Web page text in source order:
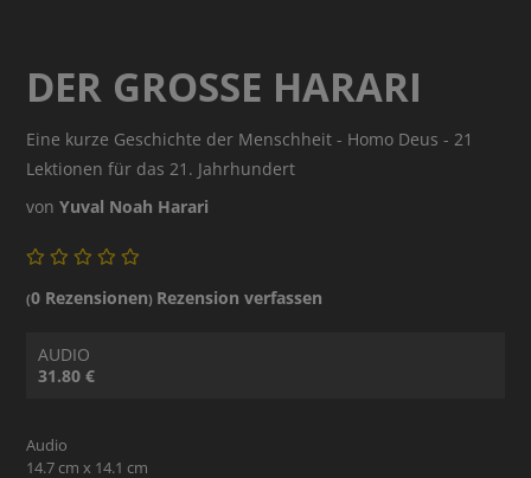
DER GROSSE HARARI
Eine kurze Geschichte der Menschheit - Homo Deus - 21
Lektionen für das 21. Jahrhundert
vonYuval Noah Harari
(0 Rezensionen) Rezension verfassen
AUDIO
31.80 €
Audio
14.7 cm x 14.1 cm